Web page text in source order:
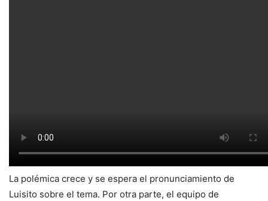
La polémica crece y se espera el pronunciamiento de
Luisito sobre el tema. Por otra parte, el equipo de